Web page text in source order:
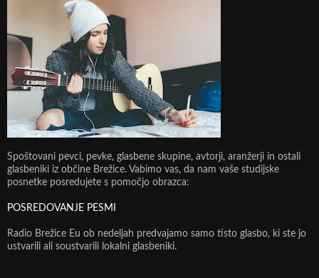
Spoštovani pevci, pevke, glasbene skupine, avtorji, aranžerji in ostali
glasbeniki iz občine Brežice. Vabimo vas, da nam vaše studijske
posnetke posredujete s pomočjo obrazca:
POSREDOVANJE PESMI
Radio Brežice Eu ob nedeljah predvajamo samo tisto glasbo, ki ste jo
ustvarili ali soustvarili lokalni glasbeniki.